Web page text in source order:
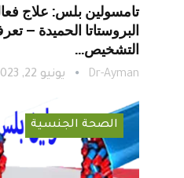
تامسولين بلس: علاج
البروستاتا الحميدة –
التشخيص…
Dr-Ayman يونيو 22, 2023
الصحة الجنسية